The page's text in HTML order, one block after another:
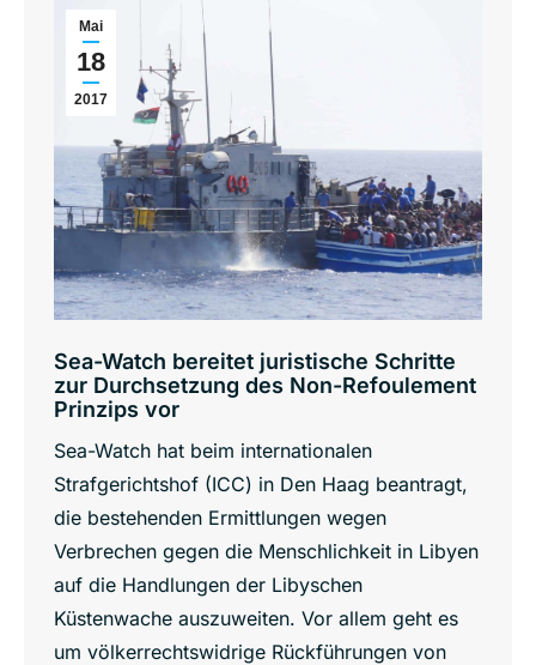
Mai
18
2017
Sea-Watch bereitet juristische Schritte
zur Durchsetzung des Non-Refoulement
Prinzips vor
Sea-Watch hat beim internationalen
Strafgerichtshof (ICC) in Den Haag beantragt,
die bestehenden Ermittlungen wegen
Verbrechen gegen die Menschlichkeit in Libyen
auf die Handlungen der Libyschen
Küstenwache auszuweiten. Vor allem geht es
um völkerrechtswidrige Rückführungen von